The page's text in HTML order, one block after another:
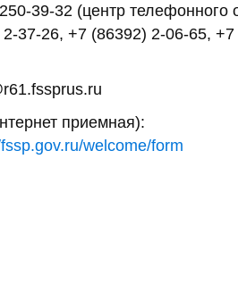
39-32 (центр
2-37-26, +7 (86392) 2-06-65,
приемная):
welcome/form